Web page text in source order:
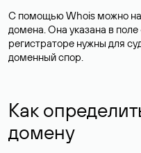
С помощью Whois можно
домена. Она указана в
регистраторе нужны для
доменный спор.
Как
домену